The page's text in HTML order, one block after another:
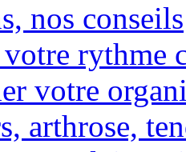
nos conseils
rythme
votre
arthrose,